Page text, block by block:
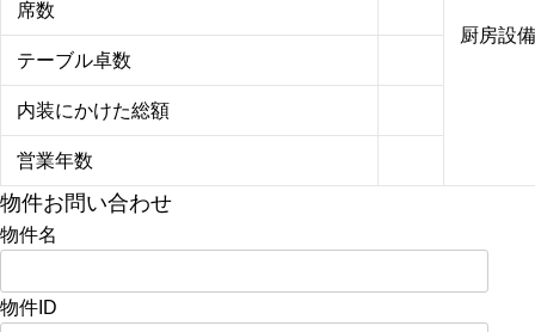
厨房設備
席数
テーブル卓数
内装にかけた総額
営業年数
物件お問い合わせ
物件名
物件ID